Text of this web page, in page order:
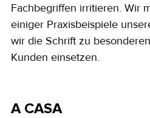
Fachbegriffen irritieren. Wir
einiger Praxisbeispiele
wir die Schrift zu
Kunden einsetzen.
A CASA